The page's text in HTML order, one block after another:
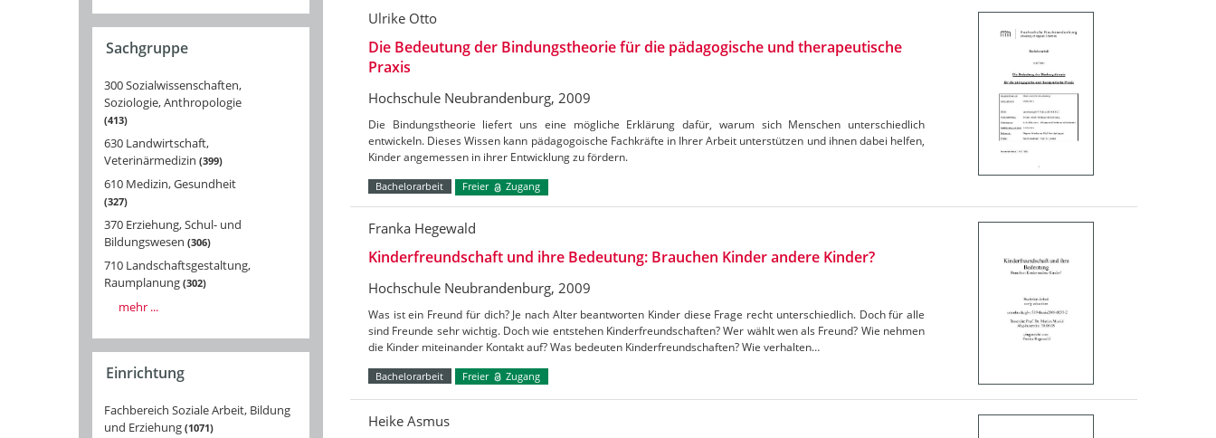
Sachgruppe
300 Sozialwissenschaften,
Soziologie, Anthropologie
413
630 Landwirtschaft,
Veterinärmedizin 399
610 Medizin, Gesundheit
327
370 Erziehung, Schul- und
Bildungswesen 306
710 Landschaftsgestaltung,
Raumplanung 302
mehr ...
Einrichtung
Fachbereich Soziale Arbeit, Bildung
und Erziehung 1071
Ulrike Otto
Die Bedeutung der Bindungstheorie für die pädagogische und therapeutische
Praxis
Hochschule Neubrandenburg, 2009
Die Bindungstheorie liefert uns eine mögliche Erklärung dafür, warum sich Menschen unterschiedlich
entwickeln. Dieses Wissen kann pädagogoische Fachkräfte in Ihrer Arbeit unterstützen und ihnen dabei helfen,
Kinder angemessen in ihrer Entwicklung zu fördern.
Bachelorarbeit Freier Zugang
Franka Hegewald
Kinderfreundschaft und ihre Bedeutung: Brauchen Kinder andere Kinder?
Hochschule Neubrandenburg, 2009
Was ist ein Freund für dich? Je nach Alter beantworten Kinder diese Frage recht unterschiedlich. Doch für alle
sind Freunde sehr wichtig. Doch wie entstehen Kinderfreundschaften? Wer wählt wen als Freund? Wie nehmen
die Kinder miteinander Kontakt auf? Was bedeuten Kinderfreundschaften? Wie verhalten…
Bachelorarbeit Freier Zugang
Heike Asmus